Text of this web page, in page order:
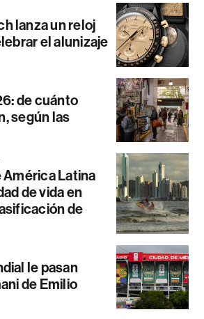
lanza un reloj
el alunizaje
de cuánto
según las
América Latina
de vida en
de
le pasan
de Emilio